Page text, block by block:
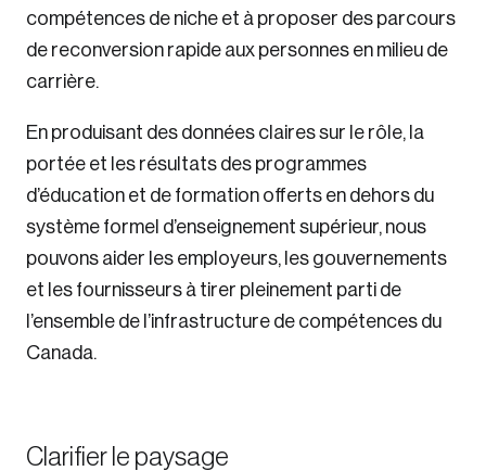
compétences de niche et à proposer des parcours
de reconversion rapide aux personnes en milieu de
carrière.
En produisant des données claires sur le rôle, la
portée et les résultats des programmes
d’éducation et de formation offerts en dehors du
système formel d’enseignement supérieur, nous
pouvons aider les employeurs, les gouvernements
et les fournisseurs à tirer pleinement parti de
l’ensemble de l’infrastructure de compétences du
Canada.
Clarifier le paysage